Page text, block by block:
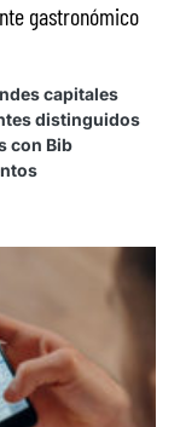
gastronómico
capitales
distinguidos
con Bib